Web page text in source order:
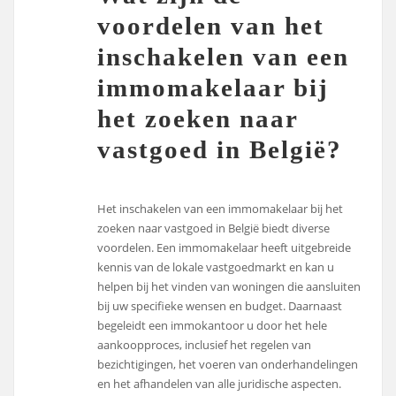
voordelen van het
inschakelen van een
immomakelaar bij
het zoeken naar
vastgoed in België?
Het inschakelen van een immomakelaar bij het
zoeken naar vastgoed in België biedt diverse
voordelen. Een immomakelaar heeft uitgebreide
kennis van de lokale vastgoedmarkt en kan u
helpen bij het vinden van woningen die aansluiten
bij uw specifieke wensen en budget. Daarnaast
begeleidt een immokantoor u door het hele
aankoopproces, inclusief het regelen van
bezichtigingen, het voeren van onderhandelingen
en het afhandelen van alle juridische aspecten.